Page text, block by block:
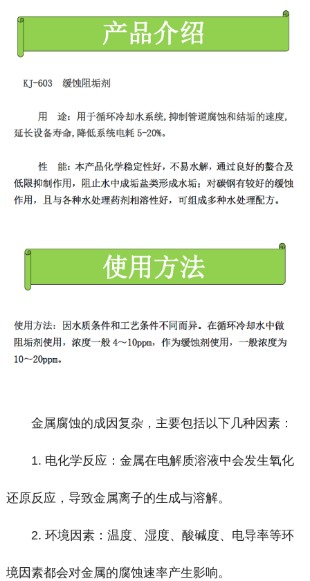
金属腐蚀的成因复杂，主要包括以下几种因素：
1. 电化学反应：金属在电解质溶液中会发生氧化
还原反应，导致金属离子的生成与溶解。
2. 环境因素：温度、湿度、酸碱度、电导率等环
境因素都会对金属的腐蚀速率产生影响。